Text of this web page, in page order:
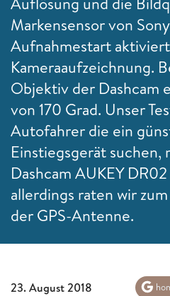
Markensensor von
Aufnahmestart
Kameraaufzeichnung.
Objektiv der Dashcam
von 170 Grad. Unser
Autofahrer die ein
Einstiegsgerät suchen,
Dashcam AUKEY
allerdings raten wir
der GPS-Antenne.
23. August 2018